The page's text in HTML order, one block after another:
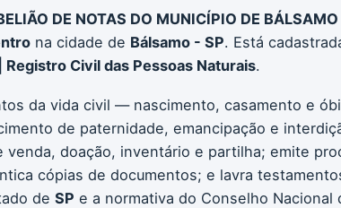
DE NOTAS DO MUNICÍPIO DE
na cidade de Bálsamo - SP. Está
Registro Civil das Pessoas Naturais.
da vida civil — nascimento, casamento e
de paternidade, emancipação e
doação, inventário e partilha; emite
cópias de documentos; e lavra
de SP e a normativa do Conselho Nacional